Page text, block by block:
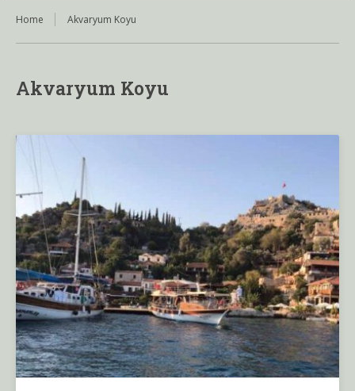
Home Akvaryum Koyu
Akvaryum Koyu